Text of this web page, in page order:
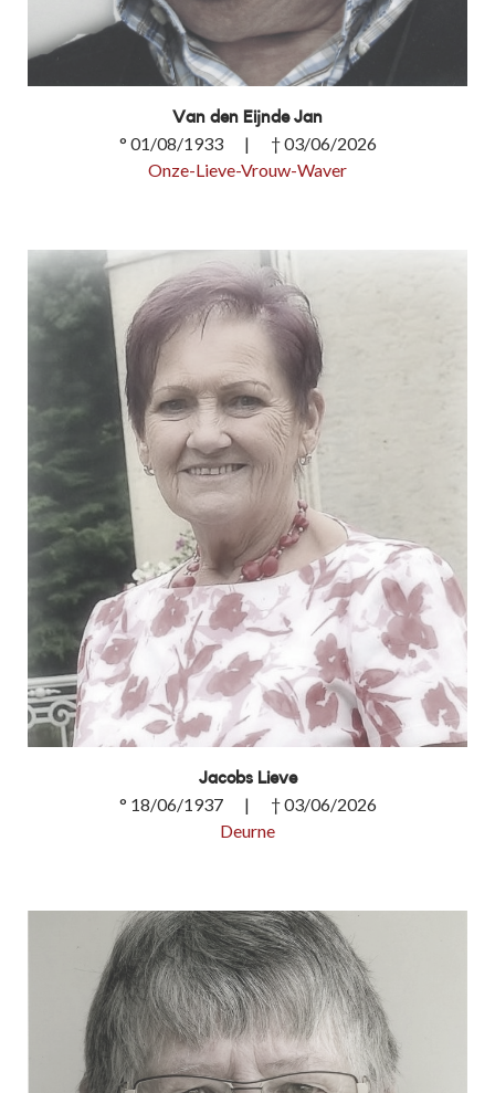
Van den Eijnde Jan
Van den Eijnde Jan
° 01/08/1933 | † 03/06/2026
Onze-Lieve-Vrouw-Waver
Jacobs Lieve
Jacobs Lieve
° 18/06/1937 | † 03/06/2026
Deurne